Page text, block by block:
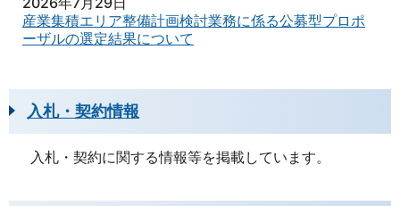
産業集積エリア整備計画検討業務に係る公募型プロポ
ーザルの選定結果について
入札・契約情報
入札・契約に関する情報等を掲載しています。